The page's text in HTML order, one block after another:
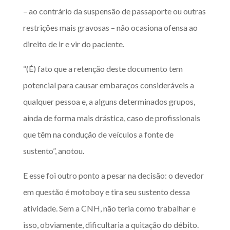
– ao contrário da suspensão de passaporte ou outras
restrições mais gravosas – não ocasiona ofensa ao
direito de ir e vir do paciente.
“(É) fato que a retenção deste documento tem
potencial para causar embaraços consideráveis a
qualquer pessoa e, a alguns determinados grupos,
ainda de forma mais drástica, caso de profissionais
que têm na condução de veículos a fonte de
sustento”, anotou.
E esse foi outro ponto a pesar na decisão: o devedor
em questão é motoboy e tira seu sustento dessa
atividade. Sem a CNH, não teria como trabalhar e
isso, obviamente, dificultaria a quitação do débito.